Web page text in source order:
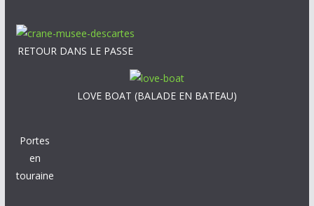
RETOUR DANS LE PASSE
LOVE BOAT (BALADE EN BATEAU)
Portes
en
touraine